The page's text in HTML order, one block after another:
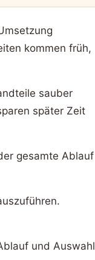
kommen früh,
sauber
später Zeit
gesamte Ablauf
und Auswahl